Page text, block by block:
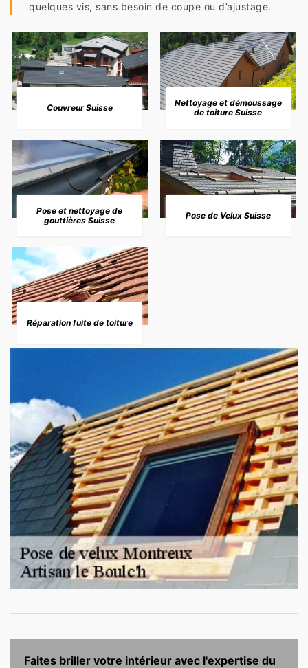
quelques vis, sans besoin de coupe ou d’ajustage.
Couvreur Suisse
Nettoyage et démoussage
de toiture Suisse
Pose et nettoyage de
gouttières Suisse
Pose de Velux Suisse
Réparation fuite de toiture
Faites briller votre intérieur avec l'expertise du